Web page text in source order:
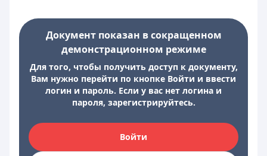
Документ показан в сокращенном
демонстрационном режиме
Для того, чтобы получить доступ к документу,
Вам нужно перейти по кнопке Войти и ввести
логин и пароль. Если у вас нет логина и
пароля, зарегистрируйтесь.
Войти